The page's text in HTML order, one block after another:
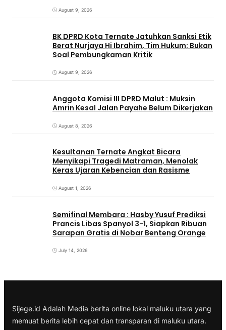
August 9, 2026
BK DPRD Kota Ternate Jatuhkan Sanksi Etik
Berat Nurjaya Hi Ibrahim, Tim Hukum: Bukan
Soal Pembungkaman Kritik
August 9, 2026
Anggota Komisi III DPRD Malut : Muksin
Amrin Kesal Jalan Payahe Belum Dikerjakan
August 8, 2026
Kesultanan Ternate Angkat Bicara
Menyikapi Tragedi Matraman, Menolak
Keras Ujaran Kebencian dan Rasisme
August 1, 2026
Semifinal Membara : Hasby Yusuf Prediksi
Prancis Libas Spanyol 3-1, Siapkan Ribuan
Sarapan Gratis di Nobar Benteng Orange
July 14, 2026
Sijege.id Adalah Media berita online lokal maluku utara yang
memuat berita lebih cepat dan transparan di maluku utara.